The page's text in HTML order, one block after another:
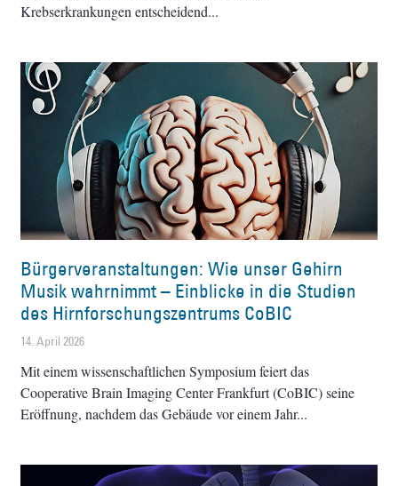
Krebserkrankungen entscheidend
Bürgerveranstaltungen: Wie unser Gehirn
Musik wahrnimmt – Einblicke in die Studien
des Hirnforschungszentrums CoBIC
14. April 2026
Mit einem wissenschaftlichen Symposium feiert das
Cooperative Brain Imaging Center Frankfurt (CoBIC) seine
Eröffnung, nachdem das Gebäude vor einem Jahr